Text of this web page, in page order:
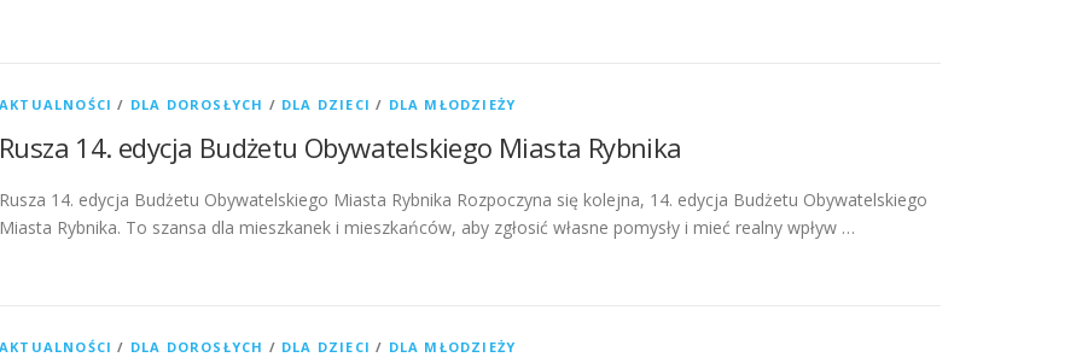
AKTUALNOŚCI / DLA DOROSŁYCH / DLA DZIECI / DLA MŁODZIEŻY
Rusza 14. edycja Budżetu Obywatelskiego Miasta Rybnika
Rusza 14. edycja Budżetu Obywatelskiego Miasta Rybnika Rozpoczyna się kolejna, 14. edycja Budżetu Obywatelskiego
Miasta Rybnika. To szansa dla mieszkanek i mieszkańców, aby zgłosić własne pomysły i mieć realny wpływ …
AKTUALNOŚCI / DLA DOROSŁYCH / DLA DZIECI / DLA MŁODZIEŻY